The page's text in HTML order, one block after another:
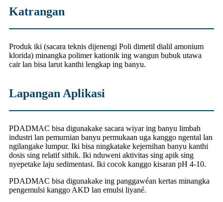
Katrangan
Produk iki (sacara teknis dijenengi Poli dimetil dialil amonium
klorida) minangka polimer kationik ing wangun bubuk utawa
cair lan bisa larut kanthi lengkap ing banyu.
Lapangan Aplikasi
PDADMAC bisa digunakake sacara wiyar ing banyu limbah
industri lan pemurnian banyu permukaan uga kanggo ngental lan
ngilangake lumpur. Iki bisa ningkatake kejernihan banyu kanthi
dosis sing relatif sithik. Iki nduweni aktivitas sing apik sing
nyepetake laju sedimentasi. Iki cocok kanggo kisaran pH 4-10.
PDADMAC bisa digunakake ing panggawéan kertas minangka
pengemulsi kanggo AKD lan emulsi liyané.